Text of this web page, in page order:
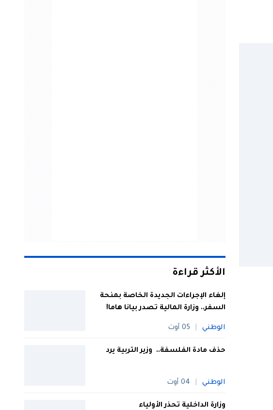
الأكثر قراءة
إلغاء الإجراءات الجديدة الخاصة بمنحة
السفر.. وزارة المالية تصدر بيانا هاما!
الوطني 05 أوت
حذف مادة الفلسفة.. وزير التربية يرد
الوطني 04 أوت
وزارة الداخلية تحذر الأولياء